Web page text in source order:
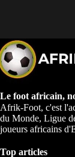
Le foot africain,
Afrik-Foot, c'est
du Monde, Ligue
joueurs africains
Top articles